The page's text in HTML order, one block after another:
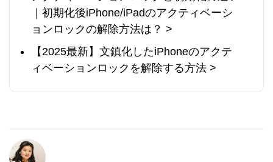
｜初期化後iPhone/iPadのアクティベーシ
ョンロックの解除方法は？ >
【2025最新】文鎮化したiPhoneのアクテ
ィベーションロックを解除する方法 >